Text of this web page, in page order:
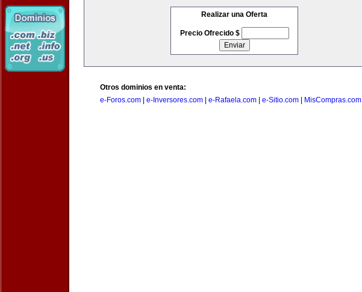
Realizar una Oferta
Precio Ofrecido $
Otros dominios en venta:
e-Foros.com
e-Inversores.com e-Rafaela.com e-Sitio.com MisCompras.com